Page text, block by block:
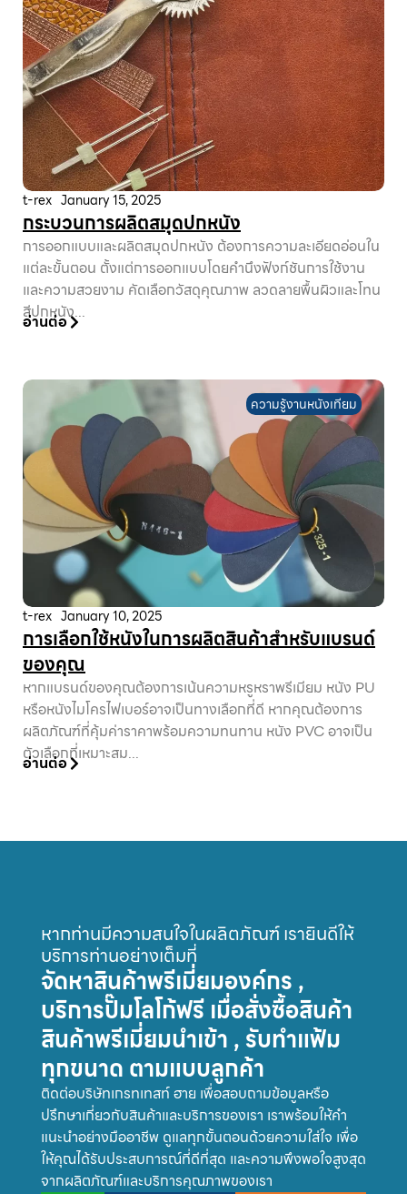
t-rex January 15, 2025
กระบวนการผลิตสมุดปกหนัง
การออกแบบและผลิตสมุดปกหนัง ต้องการความละเอียดอ่อนใน
แต่ละขั้นตอน ตั้งแต่การออกแบบโดยคำนึงฟังก์ชันการใช้งาน
และความสวยงาม คัดเลือกวัสดุคุณภาพ ลวดลายพื้นผิวและโทน
สีปกหนัง...
อ่านต่อ
ความรู้งานหนังเทียม
t-rex January 10, 2025
การเลือกใช้หนังในการผลิตสินค้าสำหรับแบรนด์
ของคุณ
หากแบรนด์ของคุณต้องการเน้นความหรูหราพรีเมียม หนัง PU
หรือหนังไมโครไฟเบอร์อาจเป็นทางเลือกที่ดี หากคุณต้องการ
ผลิตภัณฑ์ที่คุ้มค่าราคาพร้อมความทนทาน หนัง PVC อาจเป็น
ตัวเลือกที่เหมาะสม...
อ่านต่อ
หากท่านมีความสนใจในผลิตภัณฑ์ เรายินดีให้
บริการท่านอย่างเต็มที่
จัดหาสินค้าพรีเมี่ยมองค์กร ,
บริการปั๊มโลโก้ฟรี เมื่อสั่งซื้อสินค้า
สินค้าพรีเมี่ยมนำเข้า , รับทำแฟ้ม
ทุกขนาด ตามแบบลูกค้า
ติดต่อบริษัทเกรทเทสท์ ฮาย เพื่อสอบถามข้อมูลหรือ
ปรึกษาเกี่ยวกับสินค้าและบริการของเรา เราพร้อมให้คำ
แนะนำอย่างมืออาชีพ ดูแลทุกขั้นตอนด้วยความใส่ใจ เพื่อ
ให้คุณได้รับประสบการณ์ที่ดีที่สุด และความพึงพอใจสูงสุด
จากผลิตภัณฑ์และบริการคุณภาพของเรา